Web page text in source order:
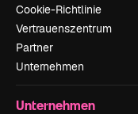
Cookie-Richtlinie
Vertrauenszentrum
Partner
Unternehmen
Unternehmen